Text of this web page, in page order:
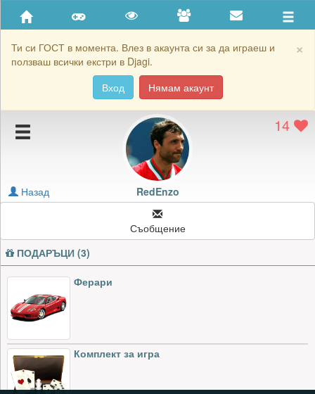
×
Ти си ГОСТ в момента. Влез в акаунта си за да играеш и
ползваш всички екстри в Djagi.
Вход
Нямам акаунт
Приятели
Хронология на игри
Подаръците на RedEnzo
Картичките на RedEnzo
Блокирай RedEnzo
14
RedEnzo
Назад
Съобщение
ПОДАРЪЦИ (3)
Ферари
Комплект за игра